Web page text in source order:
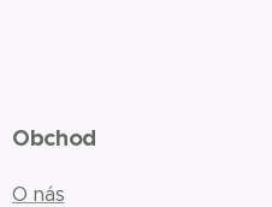
Obchod
O nás